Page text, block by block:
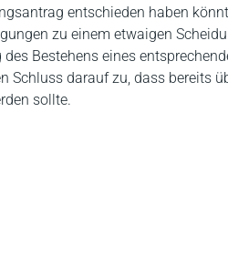
entschieden haben
zu einem etwaigen
Bestehens eines
Schluss darauf zu, dass bereits
sollte.